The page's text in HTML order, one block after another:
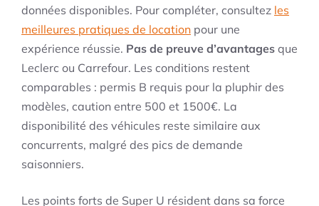
données disponibles. Pour compléter, consultez les
meilleures pratiques de location pour une
expérience réussie. Pas de preuve d’avantages que
Leclerc ou Carrefour. Les conditions restent
comparables : permis B requis pour la pluphir des
modèles, caution entre 500 et 1500€. La
disponibilité des véhicules reste similaire aux
concurrents, malgré des pics de demande
saisonniers.
Les points forts de Super U résident dans sa force